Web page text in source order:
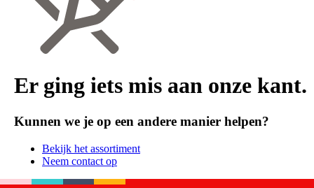
Er ging iets mis aan onze kant.
Kunnen we je op een andere manier helpen?
Bekijk het assortiment
Neem contact op